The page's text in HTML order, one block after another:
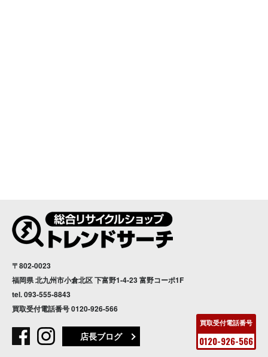
買取受付電話番号
0120-926-566
〒802-0023
福岡県 北九州市小倉北区 下富野1-4-23 富野コーポ1F
tel.093-555-8843
買取受付電話番号0120-926-566
店長ブログ